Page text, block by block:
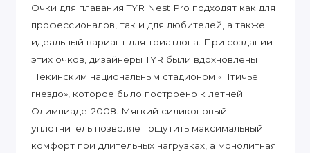
Очки для плавания TYR Nest Pro подходят как для
профессионалов, так и для любителей, а также
идеальный вариант для триатлона. При создании
этих очков, дизайнеры TYR были вдохновлены
Пекинским национальным стадионом «Птичье
гнездо», которое было построено к летней
Олимпиаде-2008. Мягкий силиконовый
уплотнитель позволяет ощутить максимальный
комфорт при длительных нагрузках, а монолитная